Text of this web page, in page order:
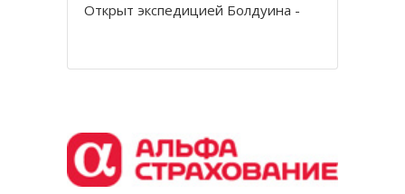
Открыт экспедицией Болдуина -
широты, в самых суровых условиях